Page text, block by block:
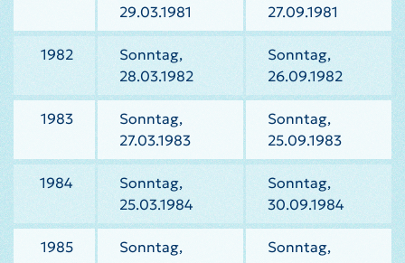
29.03.1981
27.09.1981
1982
Sonntag,
28.03.1982
Sonntag,
26.09.1982
1983
Sonntag,
27.03.1983
Sonntag,
25.09.1983
1984
Sonntag,
25.03.1984
Sonntag,
30.09.1984
1985
Sonntag,
Sonntag,